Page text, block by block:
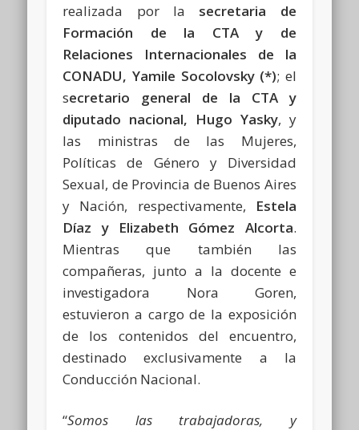
realizada por la secretaria de
Formación de la CTA y de
Relaciones Internacionales de la
CONADU, Yamile Socolovsky (*); el
secretario general de la CTA y
diputado nacional, Hugo Yasky, y
las ministras de las Mujeres,
Políticas de Género y Diversidad
Sexual, de Provincia de Buenos Aires
y Nación, respectivamente, Estela
Díaz y Elizabeth Gómez Alcorta.
Mientras que también las
compañeras, junto a la docente e
investigadora Nora Goren,
estuvieron a cargo de la exposición
de los contenidos del encuentro,
destinado exclusivamente a la
Conducción Nacional.
“Somos las trabajadoras, y